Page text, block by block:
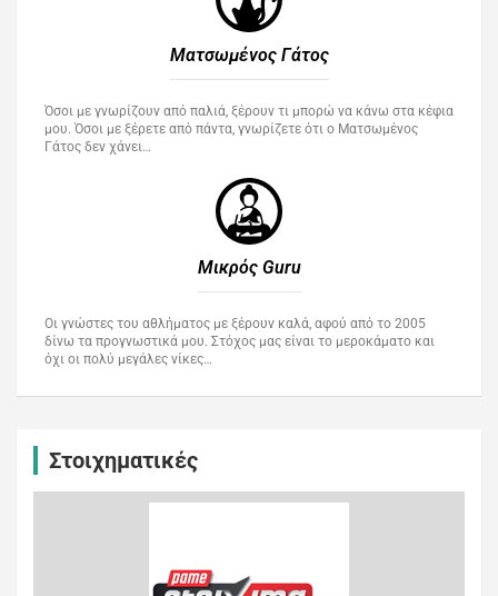
Ματσωμένος Γάτος​
Όσοι με γνωρίζουν από παλιά, ξέρουν τι μπορώ να κάνω στα κέφια
μου. Όσοι με ξέρετε από πάντα, γνωρίζετε ότι ο Ματσωμένος
Γάτος δεν χάνει…
Μικρός Guru​
Οι γνώστες του αθλήματος με ξέρουν καλά, αφού από το 2005
δίνω τα προγνωστικά μου. Στόχος μας είναι το μεροκάματο και
όχι οι πολύ μεγάλες νίκες…
Στοιχηματικές